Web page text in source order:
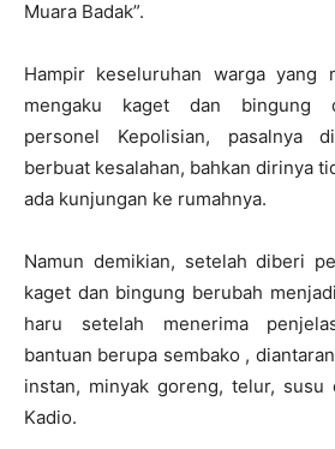
Muara Badak”.
Hampir keseluruhan warga yang
mengaku kaget dan bingung
personel Kepolisian, pasalnya
berbuat kesalahan, bahkan dirinya
ada kunjungan ke rumahnya.
Namun demikian, setelah diberi
kaget dan bingung berubah
haru setelah menerima
bantuan berupa sembako ,
instan, minyak goreng, telur, susu
Kadio.